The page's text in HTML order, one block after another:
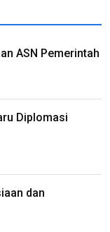
ASN Pemerintah
Diplomasi
dan